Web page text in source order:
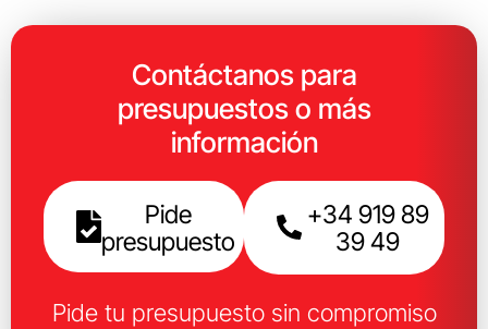
Contáctanos para
presupuestos o más
información
Pide
presupuesto
+34 919 89
39 49
Pide tu presupuesto sin compromiso